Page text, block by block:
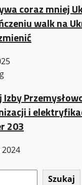
coraz mniej
walk na
i
203
Szukaj